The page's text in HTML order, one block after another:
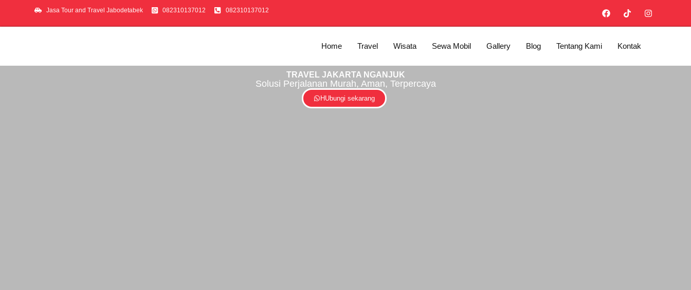
Jasa Tour and Travel Jabodetabek 082310137012 082310137012
Home Travel Wisata Sewa Mobil Gallery Blog Tentang Kami Kontak
TRAVEL JAKARTA NGANJUK
Solusi Perjalanan Murah, Aman, Terpercaya
HUbungi sekarang